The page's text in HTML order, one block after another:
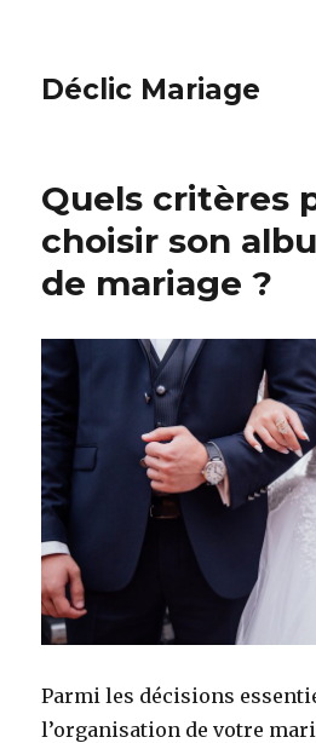
Déclic Mariage
Quels critères
choisir son
de mariage ?
Parmi les décisions
l’organisation de votre